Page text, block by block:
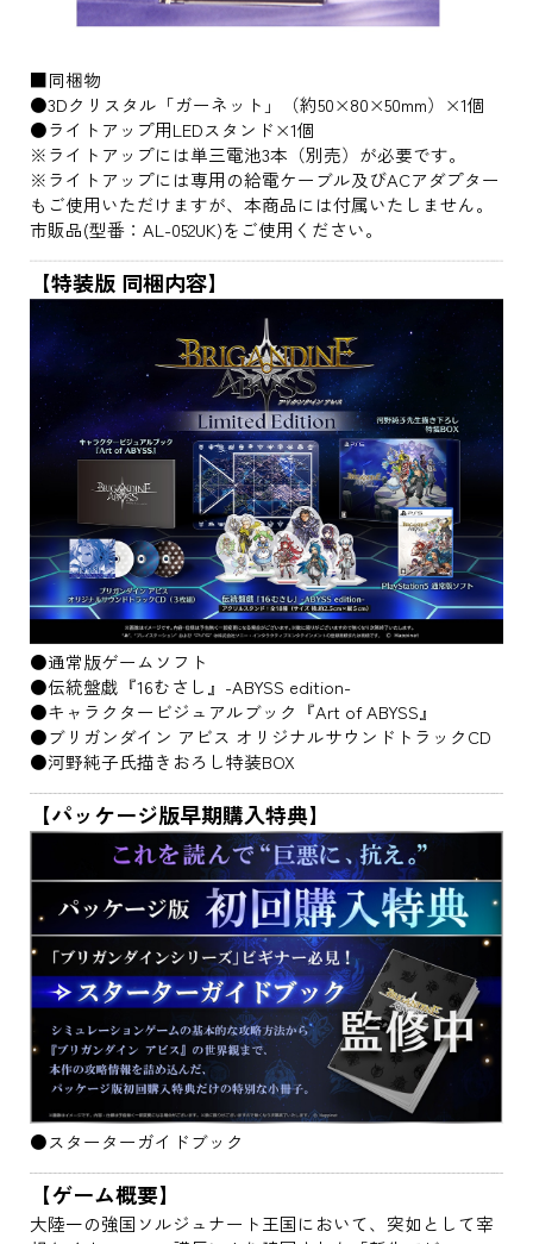
■同梱物
●3Dクリスタル「ガーネット」（約50×80×50mm）×1個
●ライトアップ用LEDスタンド×1個
※ライトアップには単三電池3本（別売）が必要です。
※ライトアップには専用の給電ケーブル及びACアダプター
もご使用いただけますが、本商品には付属いたしません。
市販品(型番：AL-052UK)をご使用ください。
【特装版 同梱内容】
●通常版ゲームソフト
●伝統盤戯『16むさし』-ABYSS edition-
●キャラクタービジュアルブック『Art of ABYSS』
●ブリガンダイン アビス オリジナルサウンドトラックCD
●河野純子氏描きおろし特装BOX
【パッケージ版早期購入特典】
●スターターガイドブック
【ゲーム概要】
大陸一の強国ソルジュナート王国において、突如として宰